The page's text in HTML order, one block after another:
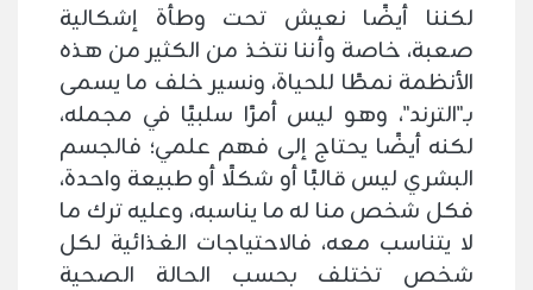
لكننا أيضًا نعيش تحت وطأة إشكالية
صعبة، خاصة وأننا نتخذ من الكثير من هذه
الأنظمة نمطًا للحياة، ونسير خلف ما يسمى
بـ"الترند"، وهو ليس أمرًا سلبيًا في مجمله،
لكنه أيضًا يحتاج إلى فهم علمي؛ فالجسم
البشري ليس قالبًا أو شكلًا أو طبيعة واحدة،
فكل شخص منا له ما يناسبه، وعليه ترك ما
لا يتناسب معه، فالاحتياجات الغذائية لكل
شخص تختلف بحسب الحالة الصحية